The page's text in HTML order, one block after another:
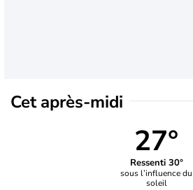
Cet après-midi
27°
Ressenti 30°
sous l’influence du
soleil